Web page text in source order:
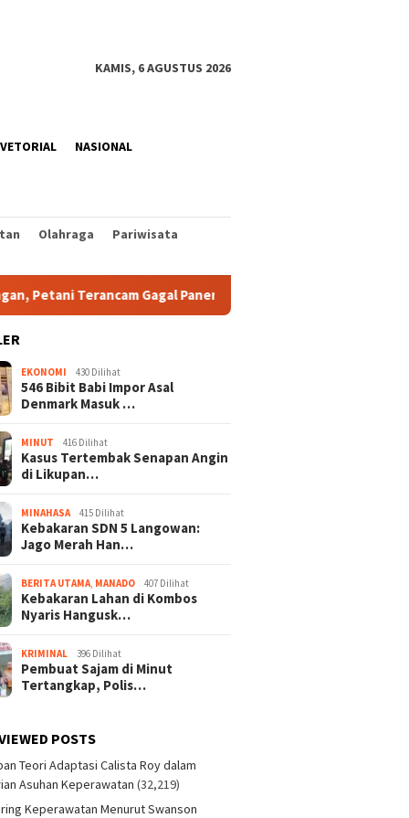
KAMIS, 6 AGUSTUS 2026
NASIONAL
Olahraga
Pariwisata
Gagal Panen Pemkab Minut Luncurkan Digikab
EKONOMI 430 Dilihat
546 Bibit Babi Impor Asal
Denmark Masuk …
MINUT 416 Dilihat
Kasus Tertembak Senapan Angin
di Likupan…
MINAHASA 415 Dilihat
Kebakaran SDN 5 Langowan:
Jago Merah Han…
BERITA UTAMA, MANADO 407 Dilihat
Kebakaran Lahan di Kombos
Nyaris Hangusk…
KRIMINAL 396 Dilihat
Pembuat Sajam di Minut
Tertangkap, Polis…
POSTS
Teori Adaptasi Calista Roy dalam
Asuhan Keperawatan (32,219)
Keperawatan Menurut Swanson